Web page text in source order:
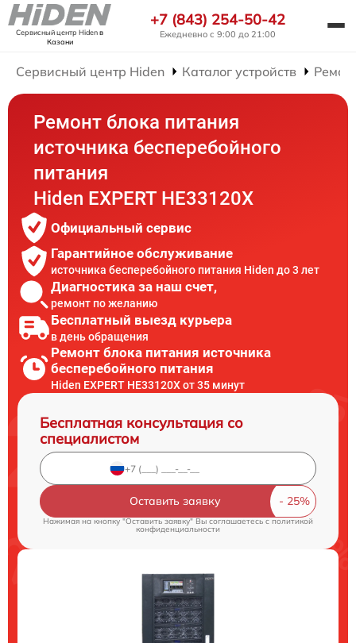
Сервисный центр Hidenв
Казани
+7 (843) 254-50-42
Ежедневно с 9:00 до 21:00
Сервисный центр Hiden Каталог устройств
Ремонт блока питания
источника бесперебойного
питания
Hiden EXPERT HE33120X
Официальный сервис
Гарантийное обслуживание
источника бесперебойного питания Hiden до 3 лет
Диагностика за наш счет,
ремонт по желанию
Бесплатный выезд курьера
в день обращения
Ремонт блока питания источника
бесперебойного питания
Hiden EXPERT HE33120X от 35 минут
Бесплатная консультация со
специалистом
Оставить заявку
Нажимая на кнопку "Оставить заявку" Вы соглашаетесь c политикой
конфиденциальности